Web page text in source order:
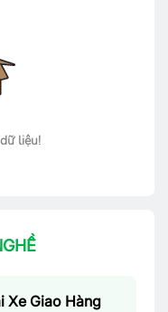
liệu!
Xe Giao Hàng